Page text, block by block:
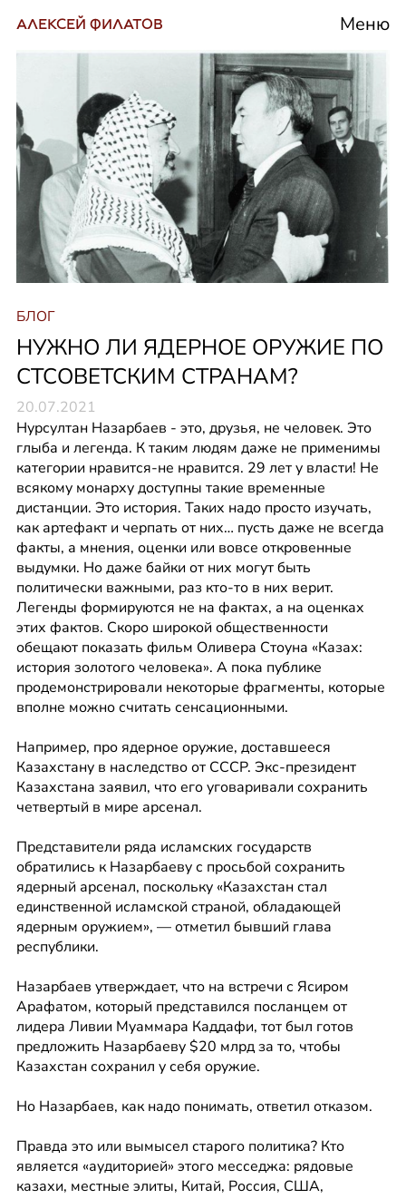
АЛЕКСЕЙ ФИЛАТОВ Меню
БЛОГ
НУЖНО ЛИ ЯДЕРНОЕ ОРУЖИЕ ПО
СТСОВЕТСКИМ СТРАНАМ?
20.07.2021
Нурсултан Назарбаев - это, друзья, не человек. Это
глыба и легенда. К таким людям даже не применимы
категории нравится-не нравится. 29 лет у власти! Не
всякому монарху доступны такие временные
дистанции. Это история. Таких надо просто изучать,
как артефакт и черпать от них… пусть даже не всегда
факты, а мнения, оценки или вовсе откровенные
выдумки. Но даже байки от них могут быть
политически важными, раз кто-то в них верит.
Легенды формируются не на фактах, а на оценках
этих фактов. Скоро широкой общественности
обещают показать фильм Оливера Стоуна «Казах:
история золотого человека». А пока публике
продемонстрировали некоторые фрагменты, которые
вполне можно считать сенсационными.
Например, про ядерное оружие, доставшееся
Казахстану в наследство от СССР. Экс-президент
Казахстана заявил, что его уговаривали сохранить
четвертый в мире арсенал.
Представители ряда исламских государств
обратились к Назарбаеву с просьбой сохранить
ядерный арсенал, поскольку «Казахстан стал
единственной исламской страной, обладающей
ядерным оружием», — отметил бывший глава
республики.
Назарбаев утверждает, что на встречи с Ясиром
Арафатом, который представился посланцем от
лидера Ливии Муаммара Каддафи, тот был готов
предложить Назарбаеву $20 млрд за то, чтобы
Казахстан сохранил у себя оружие.
Но Назарбаев, как надо понимать, ответил отказом.
Правда это или вымысел старого политика? Кто
является «аудиторией» этого месседжа: рядовые
казахи, местные элиты, Китай, Россия, США,